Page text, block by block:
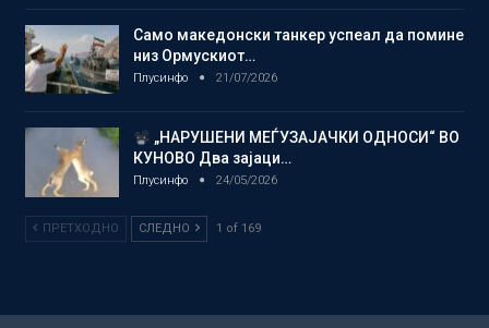
Само македонски танкер успеал да помине
низ Ормускиот…
Плусинфо 21/07/2026
„НАРУШЕНИ МЕЃУЗАЈАЧКИ ОДНОСИ“ ВО
КУНОВО Два зајаци…
Плусинфо 24/05/2026
ПРЕТХОДНО СЛЕДНО 1 of 169